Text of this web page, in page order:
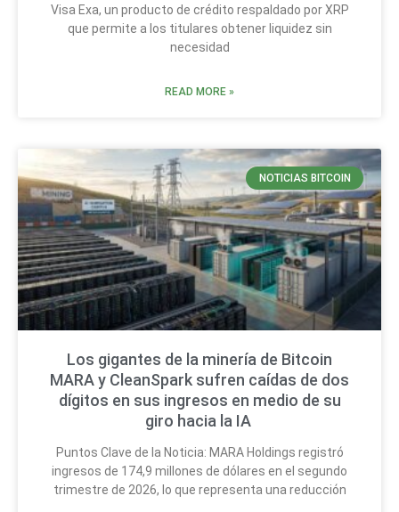
Visa Exa, un producto de crédito respaldado por XRP
que permite a los titulares obtener liquidez sin
necesidad
READ MORE »
NOTICIAS BITCOIN
Los gigantes de la minería de Bitcoin
MARA y CleanSpark sufren caídas de dos
dígitos en sus ingresos en medio de su
giro hacia la IA
Puntos Clave de la Noticia: MARA Holdings registró
ingresos de 174,9 millones de dólares en el segundo
trimestre de 2026, lo que representa una reducción